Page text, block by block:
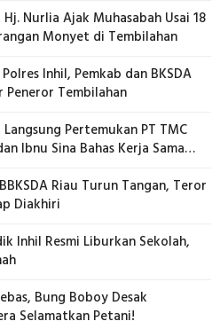
Nurlia Ajak Muhasabah Usai 18
Warga Jadi Korban Serangan Monyet di Tembilahan
Inhil, Pemkab dan BKSDA
Peneror Tembilahan
Pertemukan PT TMC
Ibnu Sina Bahas Kerja Sama
Riau Turun Tangan, Teror
Diakhiri
Inhil Resmi Liburkan Sekolah,
Bung Boboy Desak
Selamatkan Petani!